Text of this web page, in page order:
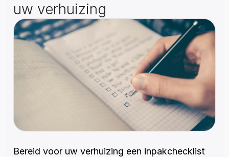
uw verhuizing
Bereid voor uw verhuizing een inpakchecklist